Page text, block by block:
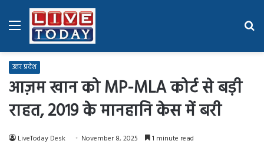
Menu
उत्तर प्रदेश
आज़म खान को MP-MLA कोर्ट से बड़ी
राहत, 2019 के मानहानि केस में बरी
LiveToday Desk November 8, 2025 1 minute read